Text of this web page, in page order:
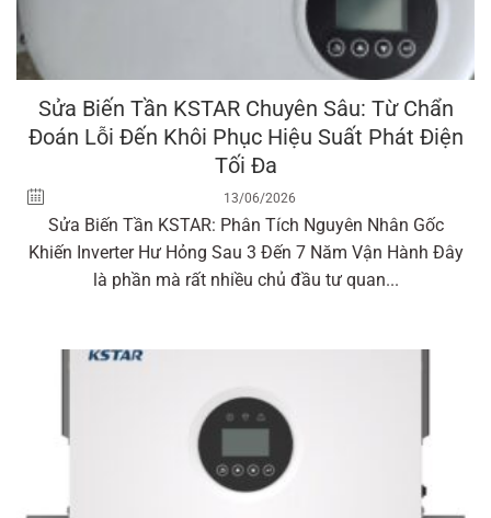
Sửa Biến Tần KSTAR Chuyên Sâu: Từ Chẩn
Đoán Lỗi Đến Khôi Phục Hiệu Suất Phát Điện
Tối Đa
13/06/2026
Sửa Biến Tần KSTAR: Phân Tích Nguyên Nhân Gốc
Khiến Inverter Hư Hỏng Sau 3 Đến 7 Năm Vận Hành Đây
là phần mà rất nhiều chủ đầu tư quan...